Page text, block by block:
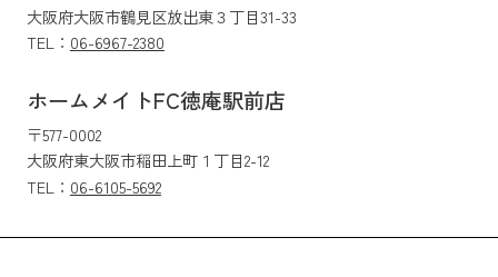
大阪府大阪市鶴見区放出東３丁目31-33
TEL： 06-6967-2380
ホームメイトFC徳庵駅前店
〒577-0002
大阪府東大阪市稲田上町１丁目2-12
TEL： 06-6105-5692